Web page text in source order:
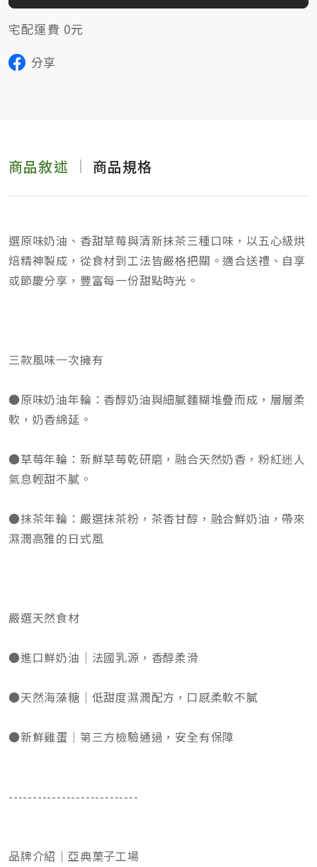
宅配運費 0元
分享
商品敘述 商品規格
選原味奶油、香甜草莓與清新抹茶三種口味，以五心級烘
焙精神製成，從食材到工法皆嚴格把關。適合送禮、自享
或節慶分享，豐富每一份甜點時光。
三款風味一次擁有
●原味奶油年輪：香醇奶油與細膩麵糊堆疊而成，層層柔
軟，奶香綿延。
●草莓年輪：新鮮草莓乾研磨，融合天然奶香，粉紅迷人
氣息輕甜不膩。
●抹茶年輪：嚴選抹茶粉，茶香甘醇，融合鮮奶油，帶來
濕潤高雅的日式風
嚴選天然食材
●進口鮮奶油｜法國乳源，香醇柔滑
●天然海藻糖｜低甜度濕潤配方，口感柔軟不膩
●新鮮雞蛋｜第三方檢驗通過，安全有保障
---------------------------
品牌介紹｜亞典菓子工場